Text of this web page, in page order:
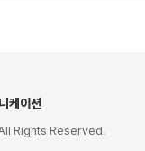
케이션
Rights Reserved.